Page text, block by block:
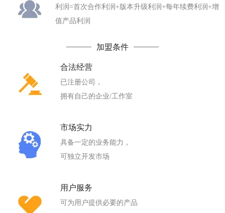
利润=首次合作利润+版本升级利润+每年续费利润+增
值产品利润
加盟条件
合法经营
已注册公司，
拥有自己的企业/工作室
市场实力
具备一定的业务能力，
可独立开发市场
用户服务
可为用户提供必要的产品